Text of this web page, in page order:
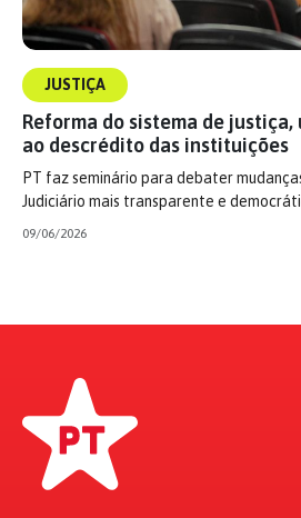
JUSTIÇA
Reforma do sistema de
ao descrédito das instituições
PT faz seminário para debater
Judiciário mais transparente e
09/06/2026